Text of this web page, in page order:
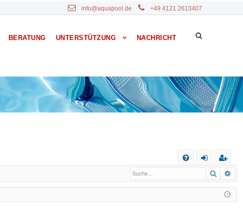
info@aquapool.de +49 4121 2613407
BERATUNG UNTERSTÜTZUNG NACHRICHT
A
Q
m
el
eg
ist
rie
Suche